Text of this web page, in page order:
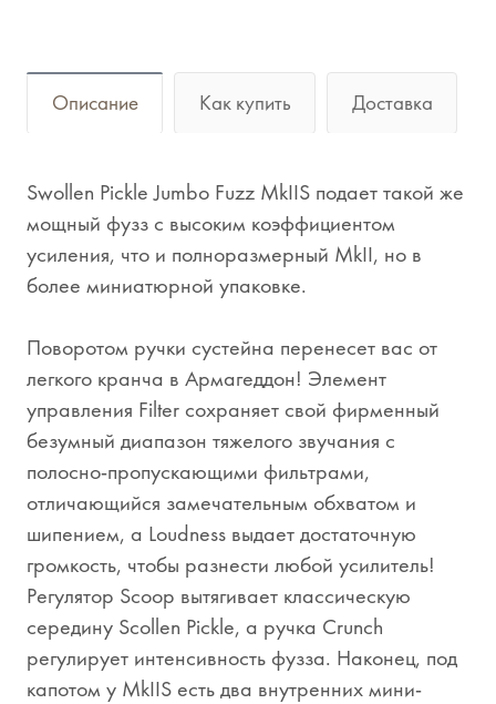
Описание Как купить Доставка
Swollen Pickle Jumbo Fuzz MkIIS подает такой же
мощный фузз с высоким коэффициентом
усиления, что и полноразмерный MkII, но в
более миниатюрной упаковке.
Поворотом ручки сустейна перенесет вас от
легкого кранча в Армагеддон! Элемент
управления Filter сохраняет свой фирменный
безумный диапазон тяжелого звучания с
полосно-пропускающими фильтрами,
отличающийся замечательным обхватом и
шипением, а Loudness выдает достаточную
громкость, чтобы разнести любой усилитель!
Регулятор Scoop вытягивает классическую
середину Scollen Pickle, а ручка Crunch
регулирует интенсивность фузза. Наконец, под
капотом у MkIIS есть два внутренних мини-